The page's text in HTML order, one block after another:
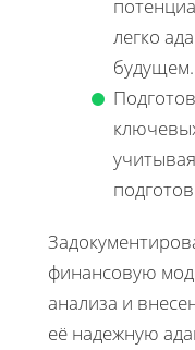
легко
будущем.
финансовую
анализа и
её надежную